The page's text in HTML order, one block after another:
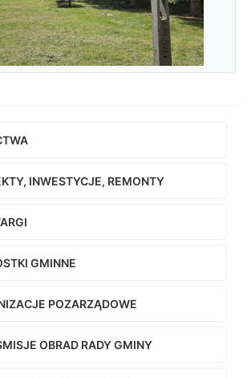
INWESTYCJE, REMONTY
GMINNE
POZARZĄDOWE
OBRAD RADY GMINY